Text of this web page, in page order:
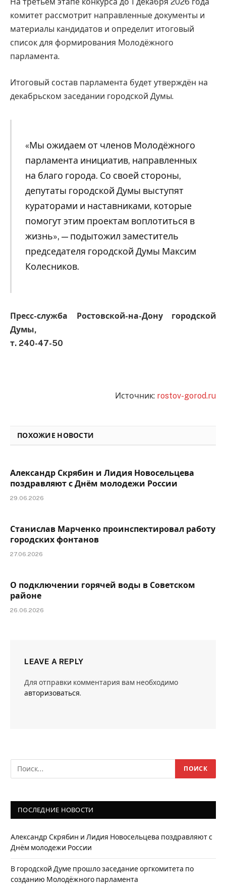
На третьем этапе конкурса до 1 декабря 2026 года
комитет рассмотрит направленные документы и
материалы кандидатов и определит итоговый
список для формирования Молодёжного
парламента.
Итоговый состав парламента будет утверждён на
декабрьском заседании городской Думы.
«Мы ожидаем от членов Молодёжного
парламента инициатив, направленных
на благо города. Со своей стороны,
депутаты городской Думы выступят
кураторами и наставниками, которые
помогут этим проектам воплотиться в
жизнь», — подытожил заместитель
председателя городской Думы Максим
Колесников.
Пресс-служба Ростовской-на-Дону городской
Думы,
т. 240-47-50
Источник: rostov-gorod.ru
ПОХОЖИЕ НОВОСТИ
Александр Скрябин и Лидия Новосельцева
поздравляют с Днём молодежи России
29.06.2026
Станислав Марченко проинспектировал работу
городских фонтанов
27.06.2026
О подключении горячей воды в Советском
районе
26.06.2026
LEAVE A REPLY
Для отправки комментария вам необходимо
авторизоваться.
ПОСЛЕДНИЕ НОВОСТИ
Александр Скрябин и Лидия Новосельцева поздравляют с
Днём молодежи России
В городской Думе прошло заседание оргкомитета по
созданию Молодёжного парламента